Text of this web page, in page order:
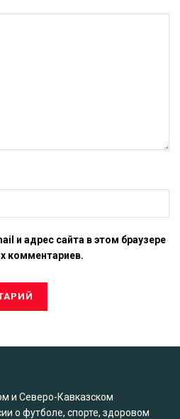
и адрес сайта в этом браузере
комментариев.
и Северо-Кавказском
о футболе, спорте, здоровом